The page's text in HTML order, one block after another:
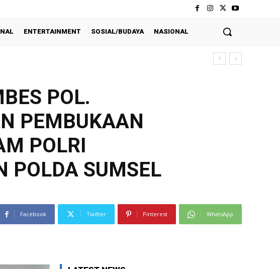
ENTERTAINMENT SOSIAL/BUDAYA NASIONAL
POL.
PEMBUKAAN
POLRI
POLDA SUMSEL
Facebook Twitter Pinterest WhatsApp